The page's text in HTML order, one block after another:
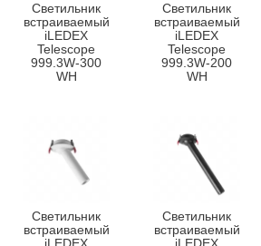
Светильник
встраиваемый
iLEDEX
Telescope
999.3W-300
WH
Светильник
встраиваемый
iLEDEX
Telescope
999.3W-200
WH
Светильник
встраиваемый
Светильник
встраиваемый